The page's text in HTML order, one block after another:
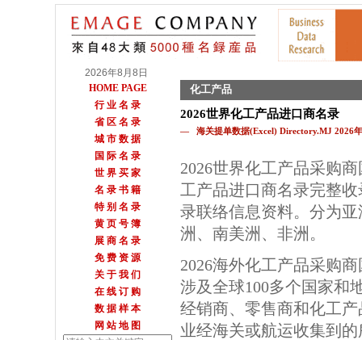
2026年8月8日
HOME PAGE
行 业 名 录
省 区 名 录
城 市 数 据
国 际 名 录
世 界 买 家
名 录 书 籍
特 别 名 录
黄 页 号 簿
展 商 名 录
免 费 资 源
关 于 我 们
在 线 订 购
数 据 样 本
网 站 地 图
化工产品
2026世界化工产品进口商名录
— 海关提单数据(Excel) Directory.MJ 2026
2026世界化工产品采购
工产品进口商名录完整
录联络信息资料。分为
洲、南美洲、非洲。
2026海外化工产品采购
涉及全球100多个国家和
经销商、零售商和化工
业经海关或航运收集到